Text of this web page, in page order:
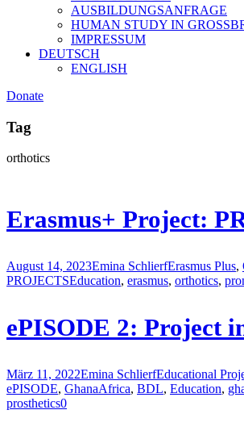
AUSBILDUNGSANFRAGE
HUMAN STUDY IN
IMPRESSUM
DEUTSCH
ENGLISH
Donate
Tag
orthotics
Erasmus+ Project:
August 14, 2023Emina SchlierfErasmus Plus,
PROJECTSEducation, erasmus, orthotics,
ePISODE 2: Project
März 11, 2022Emina SchlierfEducational
ePISODE, GhanaAfrica, BDL, Education,
prosthetics0